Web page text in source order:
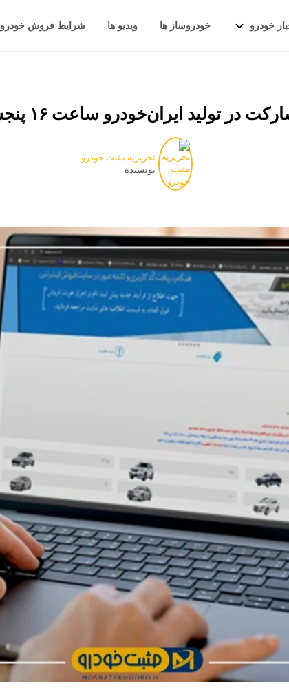
خودرو خودروساز ها ویدیو ها شرایط فروش خودرو
ایران‌خودرو ساعت ۱۶ پنجشنبه به پایان می‌رسد
تحریریه مثبت خودرو
نویسنده